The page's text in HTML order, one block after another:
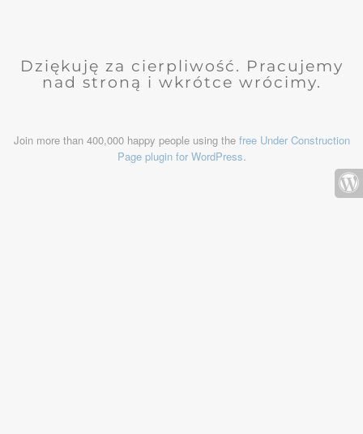
Dziękuję za cierpliwość. Pracujemy
nad stroną i wkrótce wrócimy.
Join more than 400,000 happy people using the free Under Construction
Page plugin for WordPress.